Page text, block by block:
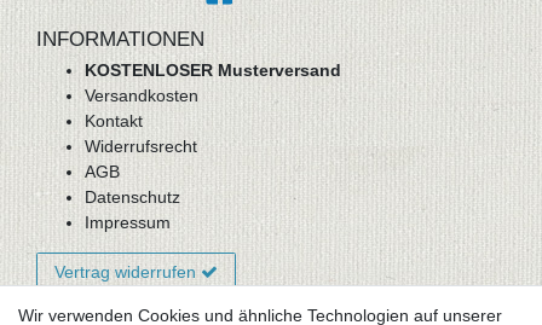
INFORMATIONEN
KOSTENLOSER Musterversand
Versandkosten
Kontakt
Widerrufsrecht
AGB
Datenschutz
Impressum
Vertrag widerrufen
Wir verwenden Cookies und ähnliche Technologien auf unserer